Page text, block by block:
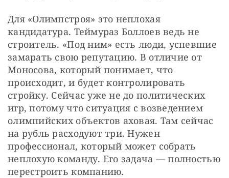
Для «Олимпстроя» это неплохая
кандидатура. Теймураз Боллоев ведь не
строитель. «Под ним» есть люди, успевшие
замарать свою репутацию. В отличие от
Моносова, который понимает, что
происходит, и будет контролировать
стройку. Сейчас уже не до политических
игр, потому что ситуация с возведением
олимпийских объектов аховая. Там сейчас
на рубль расходуют три. Нужен
профессионал, который может собрать
неплохую команду. Его задача — полностью
перестроить компанию.